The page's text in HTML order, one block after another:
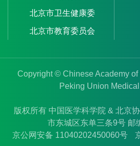
北京市卫生健康委
北京市教育委员会
Copyright © Chinese Academy
Peking Union
版权所有 中国医学科学院 & 北京
市东城区东单三条9号 邮
京公网安备 11040202450060号